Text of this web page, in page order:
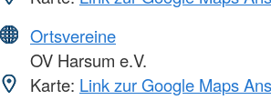
Ortsvereine
OV Harsum e.V.
Karte: Link zur Google Maps